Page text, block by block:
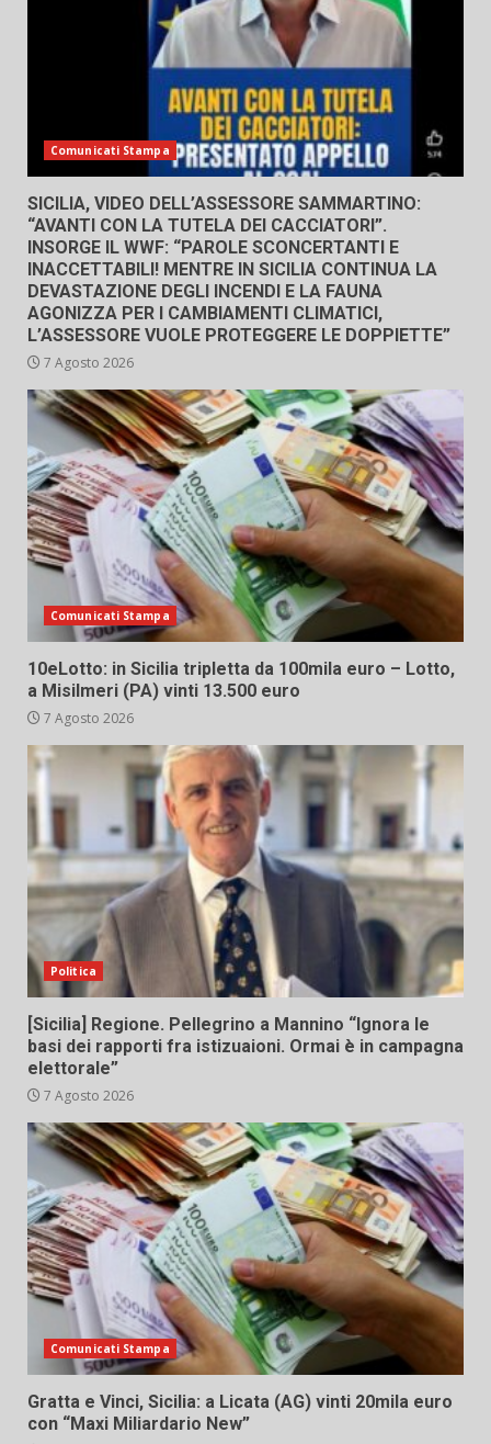
Comunicati Stampa
SICILIA, VIDEO DELL’ASSESSORE SAMMARTINO:
“AVANTI CON LA TUTELA DEI CACCIATORI”.
INSORGE IL WWF: “PAROLE SCONCERTANTI E
INACCETTABILI! MENTRE IN SICILIA CONTINUA LA
DEVASTAZIONE DEGLI INCENDI E LA FAUNA
AGONIZZA PER I CAMBIAMENTI CLIMATICI,
L’ASSESSORE VUOLE PROTEGGERE LE DOPPIETTE”
7 Agosto 2026
Comunicati Stampa
10eLotto: in Sicilia tripletta da 100mila euro – Lotto,
a Misilmeri (PA) vinti 13.500 euro
7 Agosto 2026
Politica
[Sicilia] Regione. Pellegrino a Mannino “Ignora le
basi dei rapporti fra istizuaioni. Ormai è in campagna
elettorale”
7 Agosto 2026
Comunicati Stampa
Gratta e Vinci, Sicilia: a Licata (AG) vinti 20mila euro
con “Maxi Miliardario New”